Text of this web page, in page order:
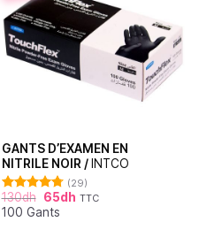
GANTS D’EXAMEN EN
NITRILE NOIR /INTCO
Note4.76
sur 5
(29)
130dh 65dh TTC
100 Gants